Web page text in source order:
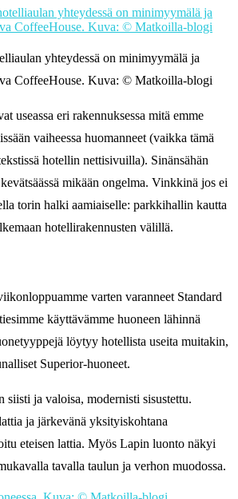
yhteydessä on minimyymälä ja
CoffeeHouse. Kuva: © Matkoilla-blogi
useassa eri rakennuksessa mitä emme
vaiheessa huomanneet (vaikka tämä
hotellin nettisivuilla). Sinänsähän
mikään ongelma. Vinkkinä jos ei
torin halki aamiaiselle: parkkihallin kautta
hotellirakennusten välillä.
varten varanneet Standard
käyttävämme huoneen lähinnä
löytyy hotellista useita muitakin,
Superior-huoneet.
siisti ja valoisa, modernisti sisustettu.
ja järkevänä yksityiskohtana
eteisen lattia. Myös Lapin luonto näkyi
tavalla taulun ja verhon muodossa.